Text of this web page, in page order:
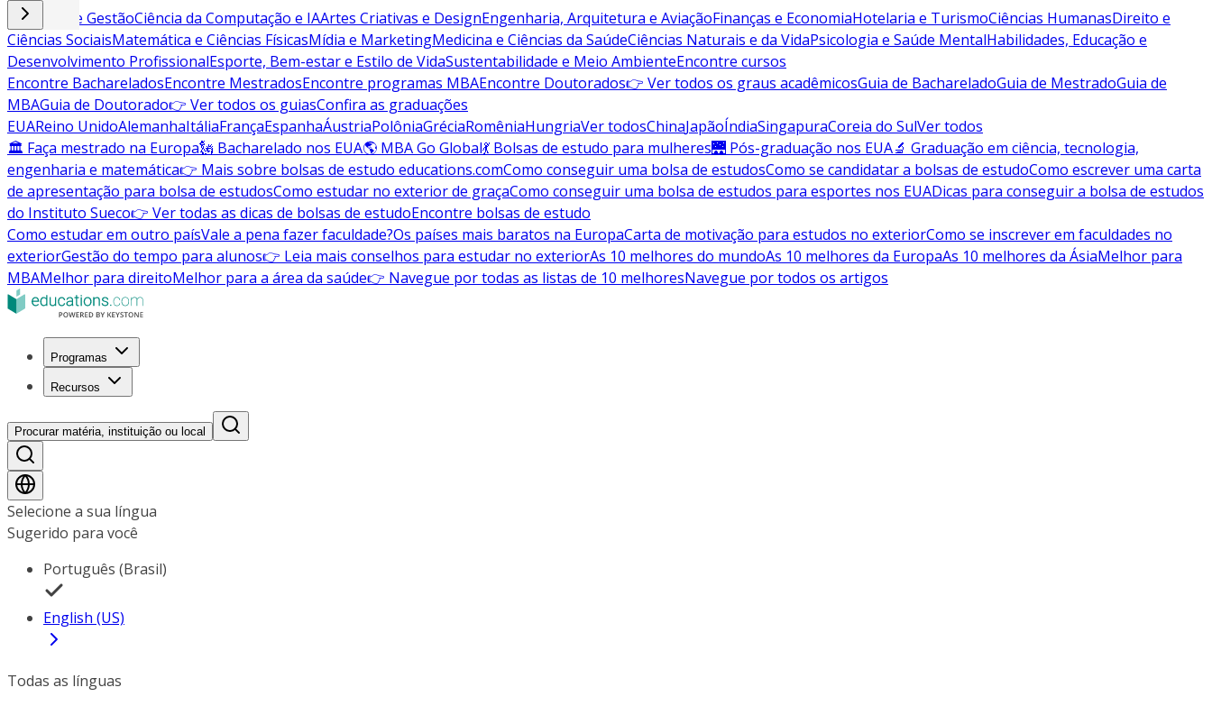
Negócios e GestãoCiência da Computação e IAArtes Criativas e DesignEngenharia, Arquitetura e AviaçãoFinanças e EconomiaHotelaria e TurismoCiências HumanasDireito e
Ciências SociaisMatemática e Ciências FísicasMídia e MarketingMedicina e Ciências da SaúdeCiências Naturais e da VidaPsicologia e Saúde MentalHabilidades, Educação e
Desenvolvimento ProfissionalEsporte, Bem-estar e Estilo de VidaSustentabilidade e Meio AmbienteEncontre cursos
Encontre BachareladosEncontre MestradosEncontre programas MBAEncontre Doutorados👉 Ver todos os graus acadêmicosGuia de BachareladoGuia de MestradoGuia de
MBAGuia de Doutorado👉 Ver todos os guiasConfira as graduações
EUAReino UnidoAlemanhaItáliaFrançaEspanhaÁustriaPolôniaGréciaRomêniaHungriaVer todosChinaJapãoÍndiaSingapuraCoreia do SulVer todos
🏛 Faça mestrado na Europa🗽 Bacharelado nos EUA🌎 MBA Go Global💃 Bolsas de estudo para mulheres🌉 Pós-graduação nos EUA🔬 Graduação em ciência, tecnologia,
engenharia e matemática👉 Mais sobre bolsas de estudo educations.comComo conseguir uma bolsa de estudosComo se candidatar a bolsas de estudoComo escrever uma carta
de apresentação para bolsa de estudosComo estudar no exterior de graçaComo conseguir uma bolsa de estudos para esportes nos EUADicas para conseguir a bolsa de estudos
do Instituto Sueco👉 Ver todas as dicas de bolsas de estudoEncontre bolsas de estudo
Como estudar em outro paísVale a pena fazer faculdade?Os países mais baratos na EuropaCarta de motivação para estudos no exteriorComo se inscrever em faculdades no
exteriorGestão do tempo para alunos👉 Leia mais conselhos para estudar no exteriorAs 10 melhores do mundoAs 10 melhores da EuropaAs 10 melhores da ÁsiaMelhor para
MBAMelhor para direitoMelhor para a área da saúde👉 Navegue por todas as listas de 10 melhoresNavegue por todos os artigos
Programas
Recursos
Procurar matéria, instituição ou local
Selecione a sua língua
Sugerido para você
Português (Brasil)
English (US)
Todas as línguas